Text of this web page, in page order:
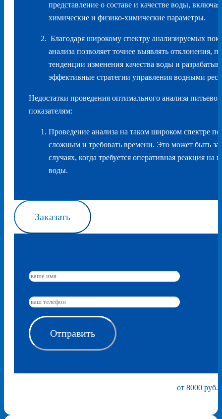
представление о составе и качестве воды,
химические и физико-химические параметры.
Благодаря широкому спектру анализируемых
анализа позволяет точнее выявлять отклонения,
тенденции изменения качества воды и
эффективные стратегии управления водными
Недостатки проведения оптимального анализа
показателям:
Проведение анализа на таком широком спектре
сложным и требовать времени. Это может быть
случаях, когда требуется оперативная реакция на
воды.
Заказать
от 8000 руб.